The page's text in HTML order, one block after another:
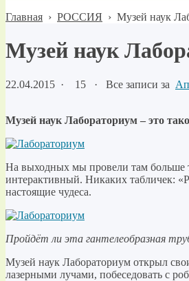
Главная › РОССИЯ › Музей наук
Музей наук
22.04.2015 · 15 · Все записи за
Музей наук Лабораториум – это
На выходных мы провели там больше
интерактивный. Никаких табличек:
настоящие чудеса.
Пройдёт ли эта гантелеобразная
Музей наук Лабораториум открыл
лазерными лучами, побеседовать с